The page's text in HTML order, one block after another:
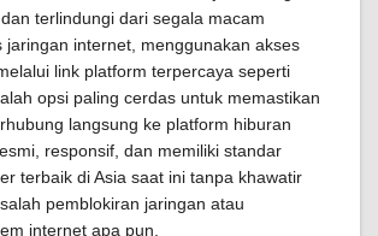
terlindungi dari segala macam
jaringan internet, menggunakan akses
link platform terpercaya seperti
opsi paling cerdas untuk memastikan
langsung ke platform hiburan
responsif, dan memiliki standar
terbaik di Asia saat ini tanpa khawatir
pemblokiran jaringan atau
internet apa pun.